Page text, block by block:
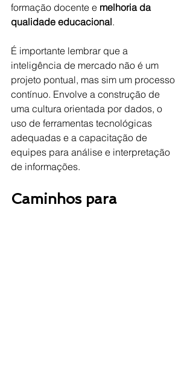
formação docente e melhoria da
qualidade educacional.
É importante lembrar que a
inteligência de mercado não é um
projeto pontual, mas sim um processo
contínuo. Envolve a construção de
uma cultura orientada por dados, o
uso de ferramentas tecnológicas
adequadas e a capacitação de
equipes para análise e interpretação
de informações.
Caminhos para